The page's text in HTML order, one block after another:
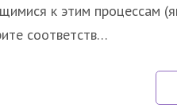
к этим процессам
соответств…